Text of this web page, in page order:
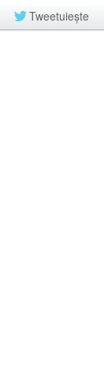
Tweetuiește